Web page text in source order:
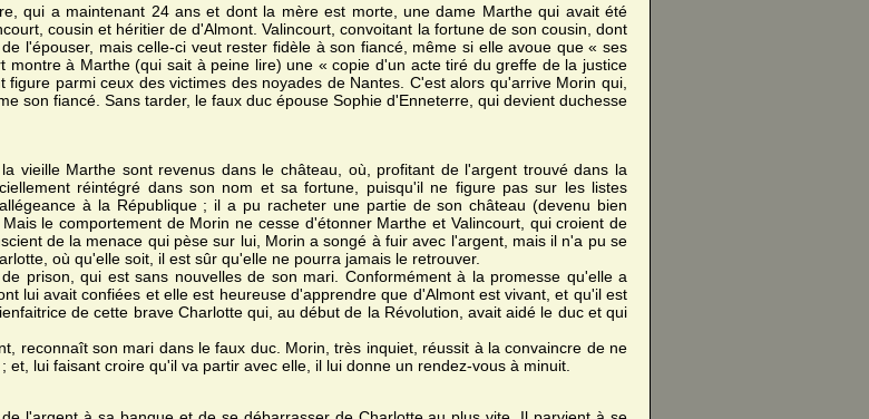
qui a maintenant 24 ans et dont la mère est morte, une dame Marthe qui avait été
cousin et héritier de d'Almont. Valincourt, convoitant la fortune de son cousin, dont
l'épouser, mais celle-ci veut rester fidèle à son fiancé, même si elle avoue que « ses
montre à Marthe (qui sait à peine lire) une « copie d'un acte tiré du greffe de la justice
parmi ceux des victimes des noyades de Nantes. C'est alors qu'arrive Morin qui,
son fiancé. Sans tarder, le faux duc épouse Sophie d'Enneterre, qui devient duchesse
vieille Marthe sont revenus dans le château, où, profitant de l'argent trouvé dans la
réintégré dans son nom et sa fortune, puisqu'il ne figure pas sur les listes
à la République ; il a pu racheter une partie de son château (devenu bien
le comportement de Morin ne cesse d'étonner Marthe et Valincourt, qui croient de
de la menace qui pèse sur lui, Morin a songé à fuir avec l'argent, mais il n'a pu se
où qu'elle soit, il est sûr qu'elle ne pourra jamais le retrouver.
prison, qui est sans nouvelles de son mari. Conformément à la promesse qu'elle a
lui avait confiées et elle est heureuse d'apprendre que d'Almont est vivant, et qu'il est
de cette brave Charlotte qui, au début de la Révolution, avait aidé le duc et qui
reconnaît son mari dans le faux duc. Morin, très inquiet, réussit à la convaincre de ne
lui faisant croire qu'il va partir avec elle, il lui donne un rendez-vous à minuit.